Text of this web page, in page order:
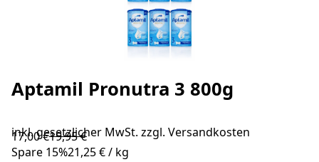
Aptamil Pronutra 3 800g
inkl. gesetzlicher MwSt. zzgl. Versandkosten
17,00 €19,95 €
Spare 15%21,25 €/ kg